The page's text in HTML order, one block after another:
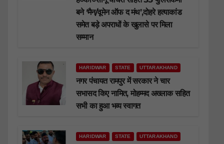
बने ‘मैन/वूमेन ऑफ द मंथ’,दोहरे हत्याकांड
समेत बड़े अपराधों के खुलासे पर मिला
सम्मान
HARIDWAR STATE UTTARAKHAND
नगर पंचायत रामपुर में सरकार ने चार
सभासद किए नामित, मोहम्मद अख्लाक सहित
सभी का हुआ भव्य स्वागत
HARIDWAR STATE UTTARAKHAND